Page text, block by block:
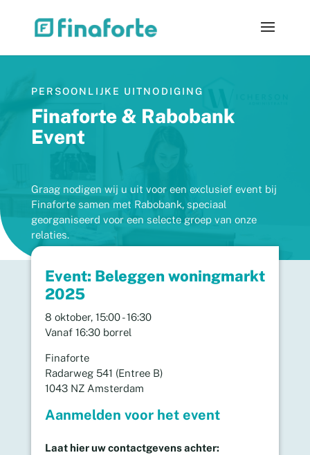
PERSOONLIJKE UITNODIGING
Finaforte & Rabobank
Event
Graag nodigen wij u uit voor een exclusief event bij
Finaforte samen met Rabobank, speciaal
georganiseerd voor een selecte groep van onze
relaties.
Event: Beleggen woningmarkt
2025
8 oktober, 15:00 - 16:30
Vanaf 16:30 borrel
Finaforte
Radarweg 541 (Entree B)
1043 NZ Amsterdam
Aanmelden voor het event
Laat hier uw contactgevens achter: